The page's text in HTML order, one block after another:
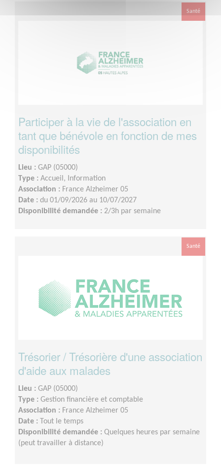
Santé
Participer à la vie de l'association en
tant que bénévole en fonction de mes
disponibilités
Lieu : GAP (05000)
Type : Accueil, Information
Association : France Alzheimer 05
Date : du 01/09/2026 au 10/07/2027
Disponibilité demandée : 2/3h par semaine
Santé
Trésorier / Trésorière d'une association
d'aide aux malades
Lieu : GAP (05000)
Type : Gestion financière et comptable
Association : France Alzheimer 05
Date : Tout le temps
Disponibilité demandée : Quelques heures par semaine
(peut travailler à distance)